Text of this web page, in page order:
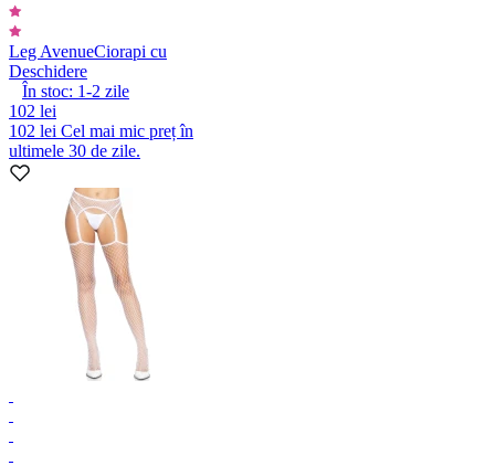
Leg AvenueCiorapi cu
Deschidere
În stoc: 1-2 zile
102 lei
102 lei Cel mai mic preț în
ultimele 30 de zile.